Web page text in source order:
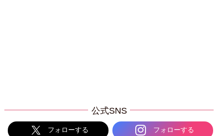
公式SNS
フォローする フォローする